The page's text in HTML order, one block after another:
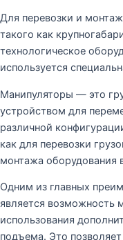
Для перевозки и
такого как
технологическое
используется
Манипуляторы — это
устройством для
различной
как для перевозки
монтажа оборудования
Одним из главных
является возможность
использования
подъема. Это